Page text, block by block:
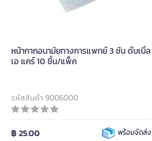
หน้ากากอนามัยทางการแพทย์ 3 ชั้น ดั๊บเบิ้ล
เอ แคร์ 10 ชิ้น/แพ็ค
รหัสสินค้า 9006000
฿ 25.00 พร้อมจัดส่ง